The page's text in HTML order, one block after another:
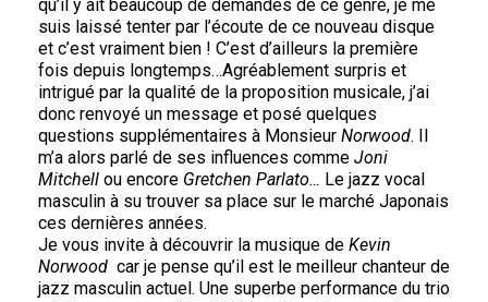
qu’il y ait beaucoup de demandes de ce genre, je me
suis laissé tenter par l’écoute de ce nouveau disque
et c’est vraiment bien ! C’est d’ailleurs la première
fois depuis longtemps…Agréablement surpris et
intrigué par la qualité de la proposition musicale, j’ai
donc renvoyé un message et posé quelques
questions supplémentaires à Monsieur Norwood. Il
m’a alors parlé de ses influences comme Joni
Mitchell ou encore Gretchen Parlato… Le jazz vocal
masculin à su trouver sa place sur le marché Japonais
ces dernières années.
Je vous invite à découvrir la musique de Kevin
Norwood car je pense qu’il est le meilleur chanteur de
jazz masculin actuel. Une superbe performance du trio